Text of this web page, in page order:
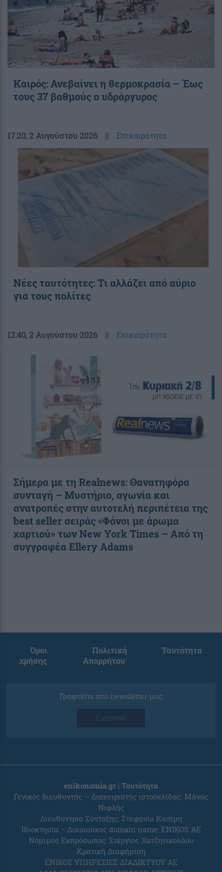
Καιρός: Ανεβαίνει η θερμοκρασία – Έως
τους 37 βαθμούς ο υδράργυρος
17:20, 2 Αυγούστου 2026 || Επικαιρότητα
Νέες ταυτότητες: Τι αλλάζει από αύριο
για τους πολίτες
12:40, 2 Αυγούστου 2026 || Επικαιρότητα
Σήμερα με τη Realnews: Θανατηφόρα
συνταγή – Μυστήριο, αγωνία και
ανατροπές στην αυτοτελή περιπέτεια της
best seller σειράς «Φόνοι με άρωμα
χαρτιού» των New York Times – Από τη
συγγραφέα Ellery Adams
Όροι
χρήσης
Πολιτική
Απορρήτου
Ταυτότητα
Γραφτείτε στο newsletter μας
Εγγραφή
enikonomia.gr | Ταυτότητα
Γενικός διευθυντής – Διαχειριστής ιστοσελίδας: Μάνος
Νιφλής
Διευθύντρια Σύνταξης: Στεφανία Κασίμη
Ιδιοκτησία – Δικαιούχος domain name: ENIKOS AE
Νόμιμος Εκπρόσωπος: Στέργιος Χατζηνικολάου
Κρατική Διαφήμιση
ΕΝΙΚΟΣ ΥΠΗΡΕΣΙΕΣ ΔΙΑΔΙΚΤΥΟΥ ΑΕ